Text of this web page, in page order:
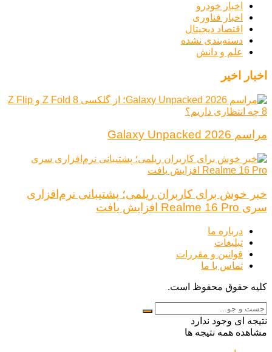
اخبار خودرو
اخبار فناوری
اقتصاد دیجیتال
دسته‌بندی نشده
علم و دانش
اخبار اخیر
مراسم Galaxy Unpacked 2026
خبر خوش برای کاربران ریلمی؛ پشتیبانی نرم‌افزاری
سری Realme 16 Pro افزایش یافت
درباره ما
تبلیغات
قوانین و مقررات
تماس با ما
کلیه حقوق محفوظ است.
نتیجه ای وجود ندارد
مشاهده همه نتیجه ها